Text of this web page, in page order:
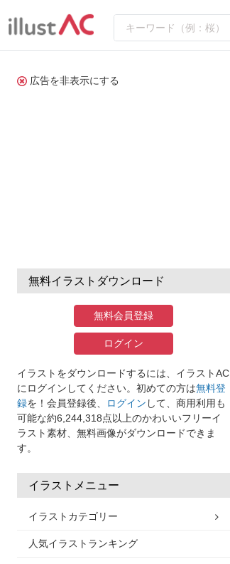
広告を非表示にする
無料イラストダウンロード
無料会員登録
ログイン
イラストをダウンロードするには、イラストAC
にログインしてください。初めての方は無料登
録を！会員登録後、 ログイン して、商用利用も
可能な約6,244,318点以上のかわいいフリーイ
ラスト素材、無料画像がダウンロードできま
す。
イラストメニュー
イラストカテゴリー
人気イラストランキング